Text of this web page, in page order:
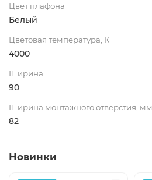
Цвет плафона
Белый
Цветовая температура, К
4000
Ширина
90
Ширина монтажного отверстия, мм
82
Новинки